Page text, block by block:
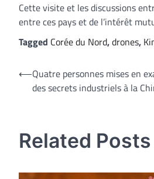
Cette visite et les discussions
entre ces pays et de l’intérêt
Tagged Corée du Nord,drones,
Navigation
⟵Quatre personnes mises en
des secrets industriels à la
Related Posts